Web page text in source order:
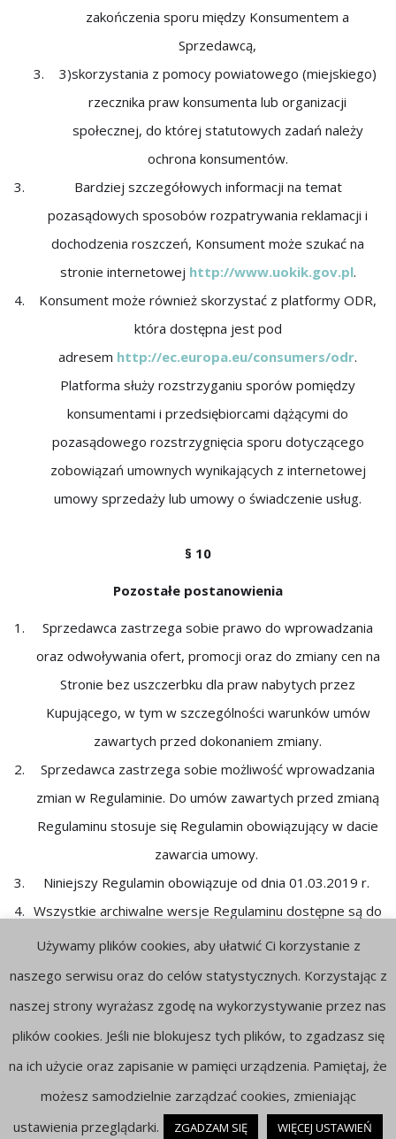
zakończenia sporu między Konsumentem a
Sprzedawcą,
3)skorzystania z pomocy powiatowego (miejskiego)
rzecznika praw konsumenta lub organizacji
społecznej, do której statutowych zadań należy
ochrona konsumentów.
Bardziej szczegółowych informacji na temat
pozasądowych sposobów rozpatrywania reklamacji i
dochodzenia roszczeń, Konsument może szukać na
stronie internetowej http://www.uokik.gov.pl.
Konsument może również skorzystać z platformy ODR,
która dostępna jest pod
adresem http://ec.europa.eu/consumers/odr.
Platforma służy rozstrzyganiu sporów pomiędzy
konsumentami i przedsiębiorcami dążącymi do
pozasądowego rozstrzygnięcia sporu dotyczącego
zobowiązań umownych wynikających z internetowej
umowy sprzedaży lub umowy o świadczenie usług.
§ 10
Pozostałe postanowienia
Sprzedawca zastrzega sobie prawo do wprowadzania
oraz odwoływania ofert, promocji oraz do zmiany cen na
Stronie bez uszczerbku dla praw nabytych przez
Kupującego, w tym w szczególności warunków umów
zawartych przed dokonaniem zmiany.
Sprzedawca zastrzega sobie możliwość wprowadzania
zmian w Regulaminie. Do umów zawartych przed zmianą
Regulaminu stosuje się Regulamin obowiązujący w dacie
zawarcia umowy.
Niniejszy Regulamin obowiązuje od dnia 01.03.2019 r.
Wszystkie archiwalne wersje Regulaminu dostępne są do
ściągnięcia w formacie .pdf – linki znajdują się poniżej
Regulaminu.
prywatności
Używamy plików cookies, aby ułatwić Ci korzystanie z
naszego serwisu oraz do celów statystycznych. Korzystając z
naszej strony wyrażasz zgodę na wykorzystywanie przez nas
plików cookies. Jeśli nie blokujesz tych plików, to zgadzasz się
na ich użycie oraz zapisanie w pamięci urządzenia. Pamiętaj, że
możesz samodzielnie zarządzać cookies, zmieniając
ustawienia przeglądarki.
ZGADZAM SIĘ WIĘCEJ USTAWIEŃ